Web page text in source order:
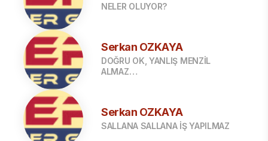
NELER OLUYOR?
Serkan ÖZKAYA
DOĞRU OK, YANLIŞ MENZİL
ALMAZ…
Serkan ÖZKAYA
SALLANA SALLANA İŞ YAPILMAZ